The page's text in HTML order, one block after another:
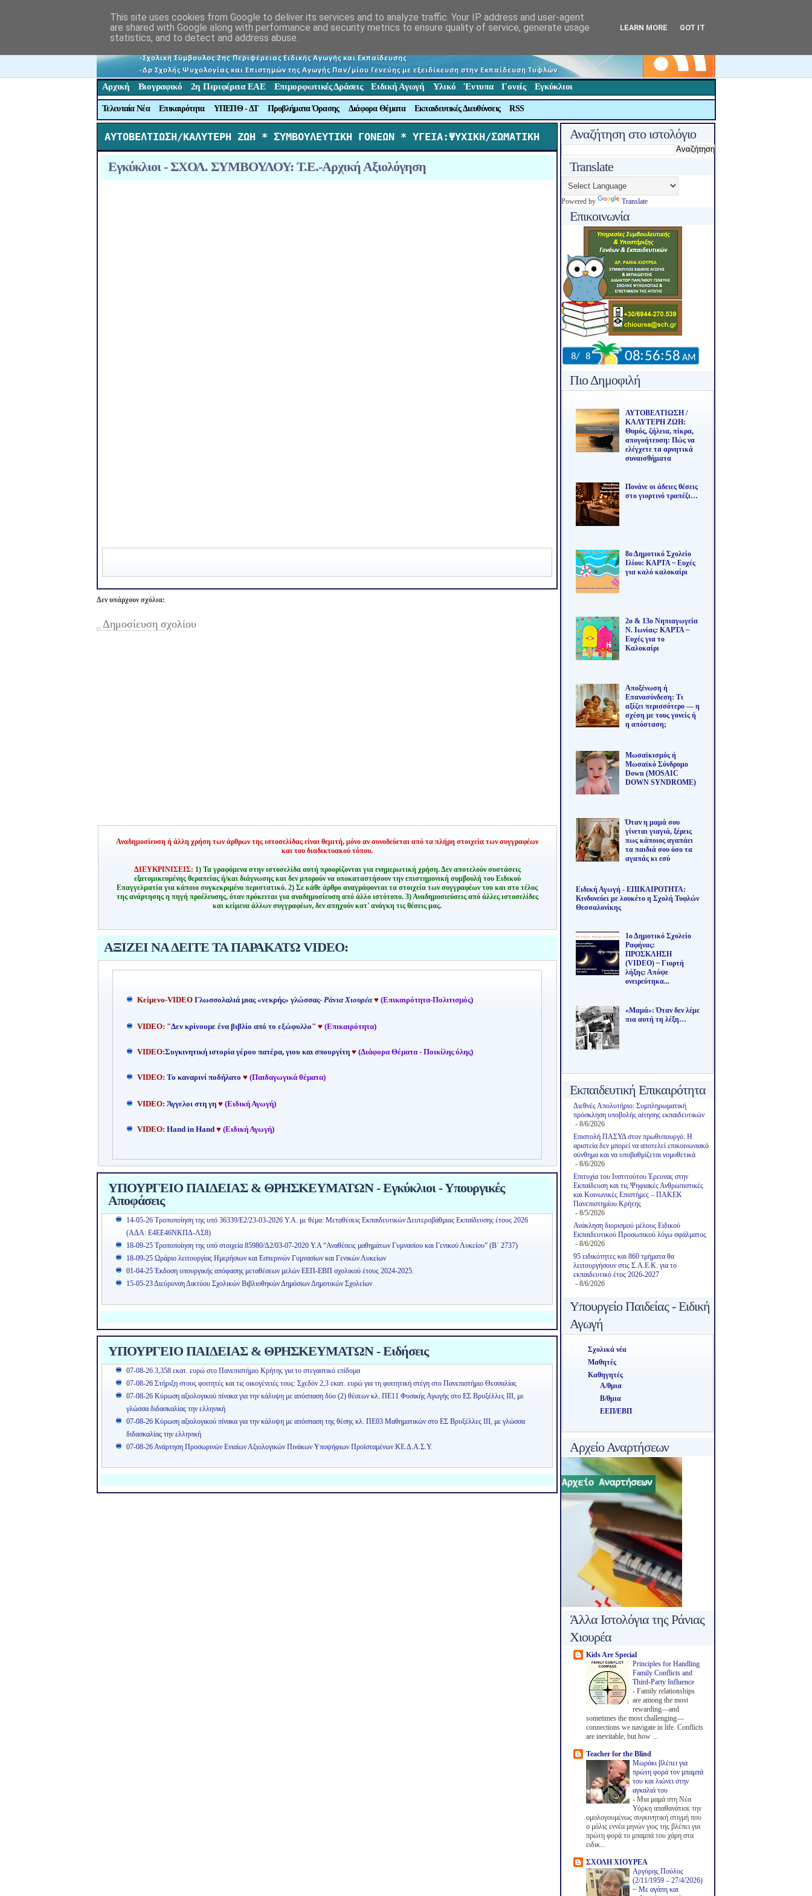
Αρχική Βιογραφικό 2η Περιφέρεια ΕΑΕ Επιμορφωτικές Δράσεις Ειδική Αγωγή Υλικό Έντυπα Γονείς Εγκύκλιοι
Τελευταία Νέα Επικαιρότητα ΥΠΕΠΘ - ΔΤ Προβλήματα Όρασης Διάφορα Θέματα Εκπαιδευτικές Διευθύνσεις RSS
ΑΥΤΟΒΕΛΤΙΩΣΗ/ΚΑΛΥΤΕΡΗ ΖΩΗ * ΣΥΜΒΟΥΛΕΥΤΙΚΗ ΓΟΝΕΩΝ * ΥΓΕΙΑ:ΨΥΧΙΚΗ/ΣΩΜΑΤΙΚΗ
Εγκύκλιοι - ΣΧΟΛ. ΣΥΜΒΟΥΛΟΥ: Τ.Ε.-Αρχική Αξιολόγηση
Δεν υπάρχουν σχόλια:
Δημοσίευση σχολίου
Αναδημοσίευση ή άλλη χρήση των άρθρων της ιστοσελίδας είναι θεμιτή, μόνο αν συνοδεύεται από τα πλήρη στοιχεία των συγγραφέων
και του διαδικτυακού τόπου.
ΔΙΕΥΚΡΙΝΙΣΕΙΣ: 1) Τα γραφόμενα στην ιστοσελίδα αυτή προορίζονται για ενημερωτική χρήση. Δεν αποτελούν συστάσεις
εξατομικευμένης θεραπείας ή/και διάγνωσης και δεν μπορούν να υποκαταστήσουν την επιστημονική συμβουλή του Ειδικού
Επαγγελματία για κάποιο συγκεκριμένο περιστατικό. 2) Σε κάθε άρθρο αναγράφονται τα στοιχεία των συγγραφέων του και στο τέλος
της ανάρτησης η πηγή προέλευσης, όταν πρόκειται για αναδημοσίευση από άλλο ιστότοπο. 3) Αναδημοσιεύσεις από άλλες ιστοσελίδες
και κείμενα άλλων συγγραφέων, δεν απηχούν κατ' ανάγκη τις θέσεις μας.
ΑΞΙΖΕΙ ΝΑ ΔΕΙΤΕ ΤΑ ΠΑΡΑΚΑΤΩ VIDEO:
Kείμενο-VIDEO Γλωσσολαλιά μιας «νεκρής» γλώσσας- Ράνια Χιουρέα ♥ (Επικαιρότητα-Πολιτισμός)
VIDEO: "Δεν κρίνουμε ένα βιβλίο από το εξώφυλλο" ♥ (Επικαιρότητα)
VIDEO:Συγκινητική ιστορία γέρου πατέρα, γιου και σπουργίτη ♥ (Διάφορα Θέματα - Ποικίλης ύλης)
VIDEO: Το καναρινί ποδήλατο ♥ (Παιδαγωγικά θέματα)
VIDEO: Άγγελοι στη γη ♥ (Ειδική Αγωγή)
VIDEO: Hand in Hand♥ (Ειδική Αγωγή)
ΥΠΟΥΡΓΕΙΟ ΠΑΙΔΕΙΑΣ & ΘΡΗΣΚΕΥΜΑΤΩΝ - Εγκύκλιοι - Υπουργικές
Αποφάσεις
14-05-26 Τροποποίηση της υπό 36339/Ε2/23-03-2026 Υ.Α. με θέμα: Μεταθέσεις Εκπαιδευτικών Δευτεροβάθμιας Εκπαίδευσης έτους 2026
(ΑΔΑ: Ε4ΕΕ46ΝΚΠΔ-ΛΣ8)
18-09-25 Τροποποίηση της υπό στοιχεία 85980/Δ2/03-07-2020 Υ.Α “Αναθέσεις μαθημάτων Γυμνασίου και Γενικού Λυκείου” (Β΄ 2737)
18-09-25 Ωράριο λειτουργίας Ημερήσιων και Εσπερινών Γυμνασίων και Γενικών Λυκείων
01-04-25 Έκδοση υπουργικής απόφασης μεταθέσεων μελών ΕΕΠ-ΕΒΠ σχολικού έτους 2024-2025.
15-05-23 Διεύρυνση Δικτύου Σχολικών Βιβλιοθηκών Δημόσιων Δημοτικών Σχολείων
ΥΠΟΥΡΓΕΙΟ ΠΑΙΔΕΙΑΣ & ΘΡΗΣΚΕΥΜΑΤΩΝ - Ειδήσεις
07-08-26 3,358 εκατ. ευρώ στο Πανεπιστήμιο Κρήτης για το στεγαστικό επίδομα
07-08-26 Στήριξη στους φοιτητές και τις οικογένειές τους: Σχεδόν 2,3 εκατ. ευρώ για τη φοιτητική στέγη στο Πανεπιστήμιο Θεσσαλίας
07-08-26 Κύρωση αξιολογικού πίνακα για την κάλυψη με απόσπαση δύο (2) θέσεων κλ. ΠΕ11 Φυσικής Αγωγής στο ΕΣ Βρυξέλλες ΙΙΙ, με
γλώσσα διδασκαλίας την ελληνική
07-08-26 Κύρωση αξιολογικού πίνακα για την κάλυψη με απόσπαση της θέσης κλ. ΠΕ03 Μαθηματικών στο ΕΣ Βρυξέλλες ΙΙΙ, με γλώσσα
διδασκαλίας την ελληνική
07-08-26 Ανάρτηση Προσωρινών Ενιαίων Αξιολογικών Πινάκων Υποψήφιων Προϊσταμένων ΚΕ.Δ.Α.Σ.Υ.
Αναζήτηση στο ιστολόγιο
Translate
Powered by Translate
Επικοινωνία
Πιο Δημοφιλή
ΑΥΤΟΒΕΛΤΙΩΣΗ /
ΚΑΛΥΤΕΡΗ ΖΩΗ:
Θυμός, ζήλεια, πίκρα,
απογοήτευση: Πώς να
ελέγχετε τα αρνητικά
συναισθήματα
Πονάνε οι άδειες θέσεις
στο γιορτινό τραπέζι…
8ο Δημοτικό Σχολείο
Ιλίου: ΚΑΡΤΑ ~ Ευχές
για καλό καλοκαίρι
2ο & 13ο Νηπιαγωγεία
Ν. Ιωνίας: ΚΑΡΤΑ ~
Ευχές για το
Καλοκαίρι
Αποξένωση ή
Επανασύνδεση: Τι
αξίζει περισσότερο — η
σχέση με τους γονείς ή
η απόσταση;
Μωσαϊκισμός ή
Μωσαϊκό Σύνδρομο
Down (MOSAIC
DOWN SYNDROME)
Όταν η μαμά σου
γίνεται γιαγιά, ξέρεις
πως κάποιος αγαπάει
τα παιδιά σου όσο τα
αγαπάς κι εσύ
Ειδική Αγωγή - ΕΠΙΚΑΙΡΟΤΗΤΑ:
Κινδυνεύει με λουκέτο η Σχολή Τυφλών
Θεσσαλονίκης
1ο Δημοτικό Σχολείο
Ραφήνας:
ΠΡΟΣΚΛΗΣΗ
(VIDEO) ~ Γιορτή
λήξης: Απόψε
ονειρεύτηκα...
«Μαμά»: Όταν δεν λέμε
πια αυτή τη λέξη…
Εκπαιδευτική Επικαιρότητα
Διεθνές Απολυτήριο: Συμπληρωματική
πρόσκληση υποβολής αίτησης εκπαιδευτικών
- 8/6/2026
Επιστολή ΠΑΣΥΔ στον πρωθυπουργό: Η
αριστεία δεν μπορεί να αποτελεί επικοινωνιακό
σύνθημα και να υποβαθμίζεται νομοθετικά
- 8/6/2026
Επιτυχία του Ινστιτούτου Έρευνας στην
Εκπαίδευση και τις Ψηφιακές Ανθρωπιστικές
και Κοινωνικές Επιστήμες – ΠΑΚΕΚ
Πανεπιστημίου Κρήτης
- 8/5/2026
Ανάκληση διορισμού μέλους Ειδικού
Εκπαιδευτικού Προσωπικού λόγω σφάλματος
- 8/6/2026
95 ειδικότητες και 860 τμήματα θα
λειτουργήσουν στις Σ.Α.Ε.Κ. για το
εκπαιδευτικό έτος 2026-2027
- 8/6/2026
Υπουργείο Παιδείας - Ειδική
Αγωγή
Σχολικά νέα
Μαθητές
Καθηγητές
Α/θμια
Β/θμια
ΕΕΠ/ΕΒΠ
Αρχείο Αναρτήσεων
Άλλα Ιστολόγια της Ράνιας
Χιουρέα
Kids Are Special
Principles for Handling
Family Conflicts and
Third-Party Influence
- Family relationships
are among the most
rewarding—and
sometimes the most challenging—
connections we navigate in life. Conflicts
are inevitable, but how ...
Teacher for the Blind
Μωράκι βλέπει για
πρώτη φορά τον μπαμπά
του και λιώνει στην
αγκαλιά του
- Μια μαμά στη Νέα
Υόρκη απαθανάτισε την
ομολογουμένως συγκινητική στιγμή που
ο μόλις εννέα μηνών γιος της βλέπει για
πρώτη φορά το μπαμπά του χάρη στα
ειδικ...
ΣΧΟΛΗ ΧΙΟΥΡΕΑ
Αργύρης Πούλος
(2/11/1959 – 27/4/2026)
~ Με αγάπη και
This site uses cookies from Google to deliver its services and to analyze traffic. Your IP address and user-agent
are shared with Google along with performance and security metrics to ensure quality of service, generate usage
statistics, and to detect and address abuse.
LEARN MORE GOT IT